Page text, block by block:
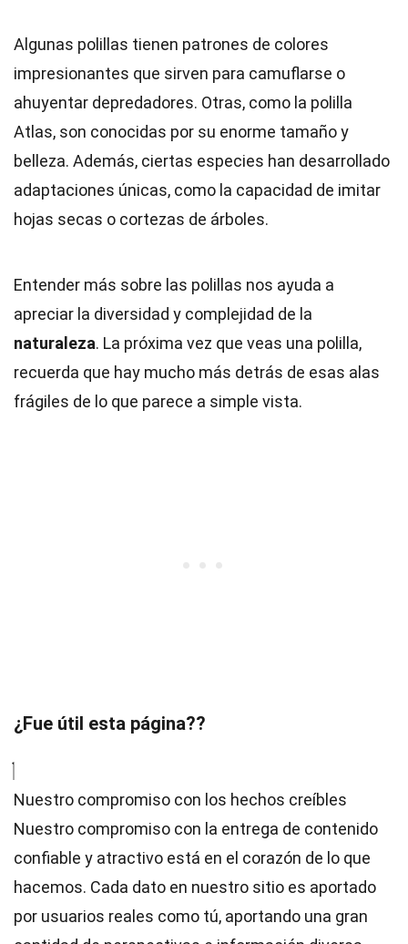
Algunas polillas tienen patrones de colores
impresionantes que sirven para camuflarse o
ahuyentar depredadores. Otras, como la polilla
Atlas, son conocidas por su enorme tamaño y
belleza. Además, ciertas especies han desarrollado
adaptaciones únicas, como la capacidad de imitar
hojas secas o cortezas de árboles.
Entender más sobre las polillas nos ayuda a
apreciar la diversidad y complejidad de la
naturaleza. La próxima vez que veas una polilla,
recuerda que hay mucho más detrás de esas alas
frágiles de lo que parece a simple vista.
¿Fue útil esta página??
Nuestro compromiso con los hechos creíbles
Nuestro compromiso con la entrega de contenido
confiable y atractivo está en el corazón de lo que
hacemos. Cada dato en nuestro sitio es aportado
por usuarios reales como tú, aportando una gran